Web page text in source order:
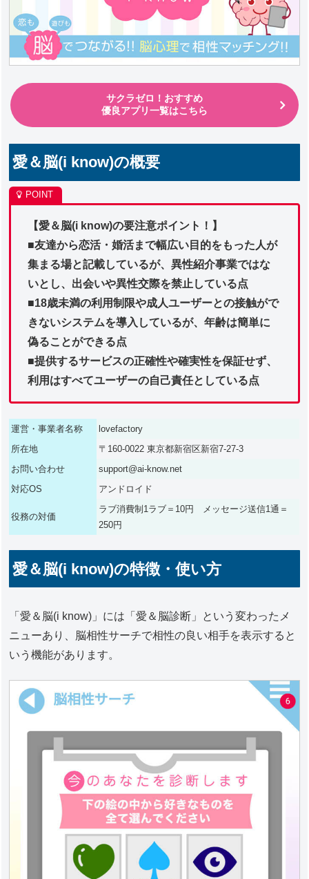
サクラゼロ！おすすめ
優良アプリ一覧はこちら
愛＆脳(i know)の概要
【愛＆脳(i know)の要注意ポイント！】
■友達から恋活・婚活まで幅広い目的をもった人が
集まる場と記載しているが、異性紹介事業ではな
いとし、出会いや異性交際を禁止している点
■18歳未満の利用制限や成人ユーザーとの接触がで
きないシステムを導入しているが、年齢は簡単に
偽ることができる点
■提供するサービスの正確性や確実性を保証せず、
利用はすべてユーザーの自己責任としている点
運営・事業者名称
lovefactory
所在地
〒160-0022 東京都新宿区新宿7-27-3
お問い合わせ
support@ai-know.net
対応OS
アンドロイド
役務の対価
ラブ消費制1ラブ＝10円 メッセージ送信1通＝
250円
愛＆脳(i know)の特徴・使い方
「愛＆脳(i know)」には「愛＆脳診断」という変わったメ
ニューあり、脳相性サーチで相性の良い相手を表示すると
いう機能があります。